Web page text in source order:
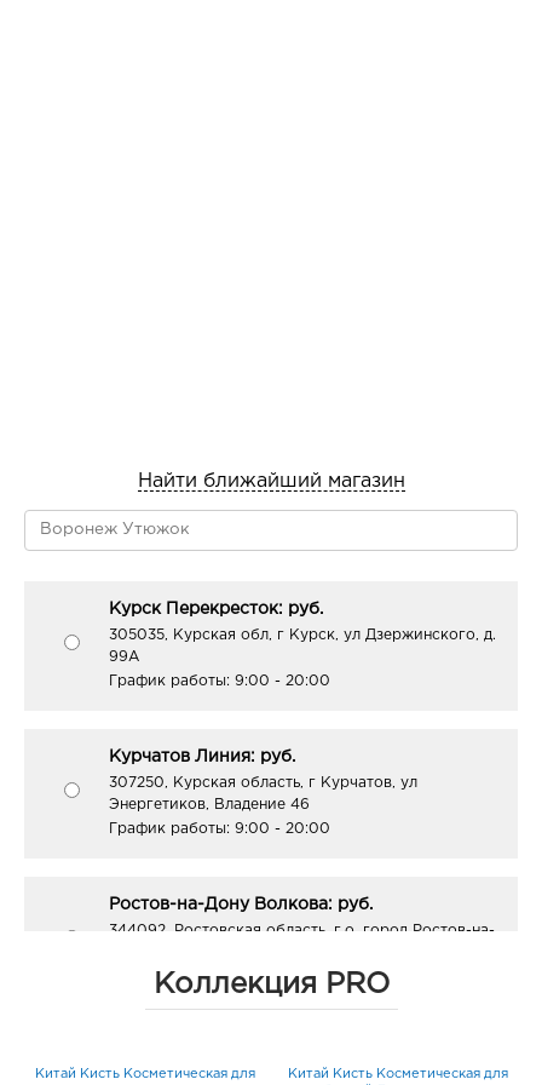
Найти ближайший магазин
Курск Перекресток: руб.
305035, Курская обл, г Курск, ул Дзержинского, д.
99А
График работы: 9:00 - 20:00
Курчатов Линия: руб.
307250, Курская область, г Курчатов, ул
Энергетиков, Владение 46
График работы: 9:00 - 20:00
Ростов-на-Дону Волкова: руб.
344092, Ростовская область, г.о. город Ростов-на-
График работы:10:00 - 20:00
344038, Ростовская область, г.о. город Ростов-на-
Коллекция PRO
Китай Кисть Косметическая для
Китай Кисть Косметическая для